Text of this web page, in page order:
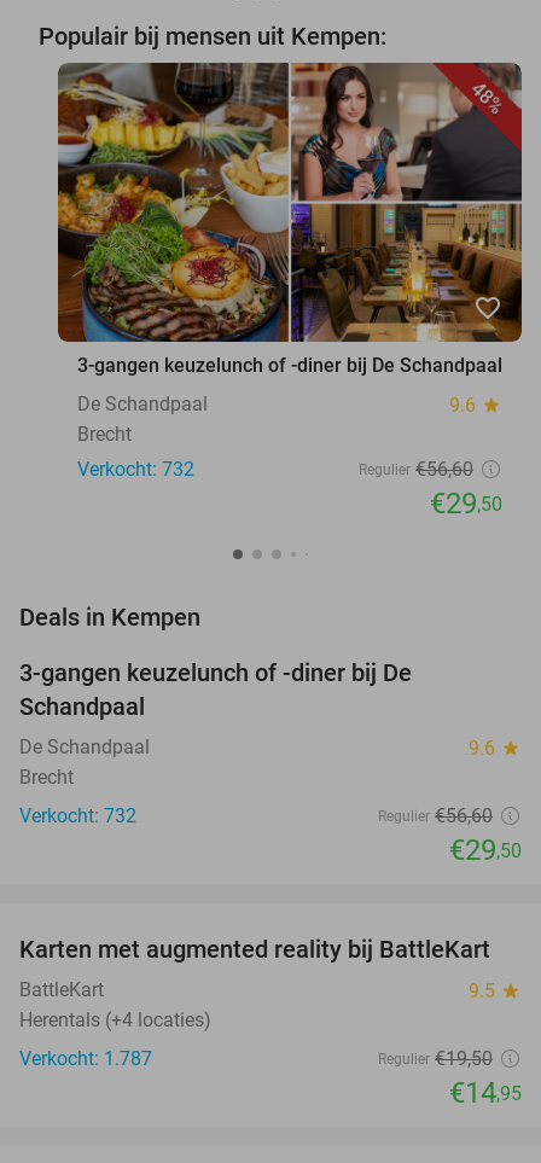
Populair bij mensen uit Kempen:
48%
favorite_border
3-gangen keuzelunch of -diner bij De Schandpaal
De Schandpaal
9.6 star
Brecht
Verkocht: 732
Regulier €56,60
€29,50
Deals in Kempen
3-gangen keuzelunch of -diner bij De
Schandpaal
De Schandpaal 9.6 star
Brecht
Verkocht: 732
Regulier €56,60
€29,50
23%
Karten met augmented reality bij BattleKart
BattleKart 9.5 star
Herentals (+4 locaties)
Verkocht: 1.787
Regulier €19,50
€14,95